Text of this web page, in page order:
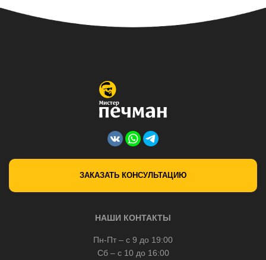
ЗАКАЗАТЬ КОНСУЛЬТАЦИЮ
НАШИ КОНТАКТЫ
Пн-Пт – с 9 до 19:00
Сб – с 10 до 16:00